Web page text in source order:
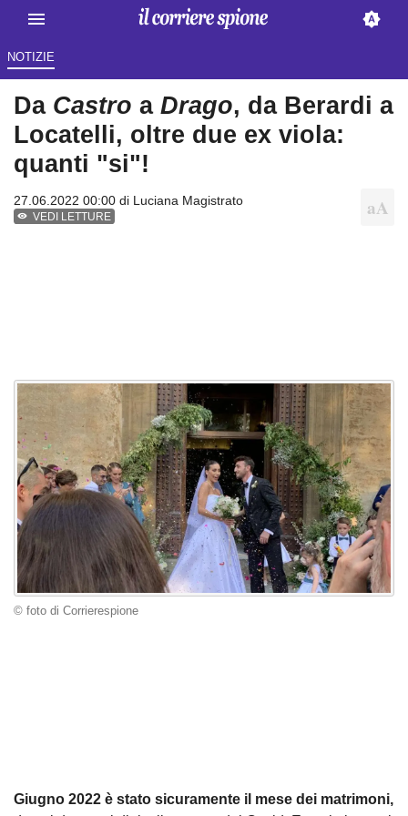
NOTIZIE
Da Castro a Drago, da Berardi a
Locatelli, oltre due ex viola:
quanti "si"!
27.06.2022 00:00 di Luciana Magistrato
VEDI LETTURE
© foto di Corrierespione
Giugno 2022 è stato sicuramente il mese dei matrimoni,